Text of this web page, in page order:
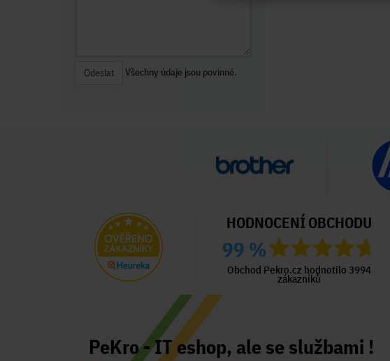
Odeslat Všechny údaje jsou povinné.
HODNOCENÍ OBCHODU
99 %
Obchod Pekro.cz hodnotilo 3994
zákazníků
Ověřený zákazník
Před 2 dny
Ověřený zákazník
Před 6 dny
Ověřený zákazník
Před 6 dny
PeKro - IT eshop, ale se službami !